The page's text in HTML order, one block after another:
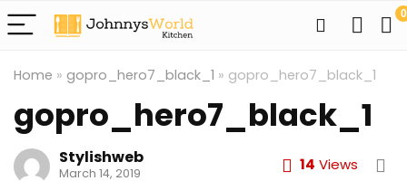
0
Home » gopro_hero7_black_1 » gopro_hero7_black_1
gopro_hero7_black_1
Stylishweb
March 14, 2019 14 Views